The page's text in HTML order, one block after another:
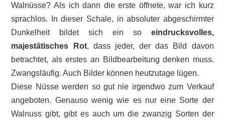
Walnüsse? Als ich dann die erste öffnete, war ich kurz
sprachlos. In dieser Schale, in absoluter abgeschirmter
Dunkelheit bildet sich ein so eindrucksvolles,
majestätisches Rot, dass jeder, der das Bild davon
betrachtet, als erstes an Bildbearbeitung denken muss.
Zwangsläufig. Auch Bilder können heutzutage lügen.
Diese Nüsse werden so gut nie irgendwo zum Verkauf
angeboten. Genauso wenig wie es nur eine Sorte der
Walnuss gibt, gibt es auch um die zwanzig Sorten der